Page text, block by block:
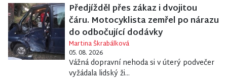
Předjížděl přes zákaz i dvojitou
čáru. Motocyklista zemřel po nárazu
do odbočující dodávky
Martina Škrabálková
05. 08. 2026
Vážná dopravní nehoda si v úterý podvečer
vyžádala lidský ži...